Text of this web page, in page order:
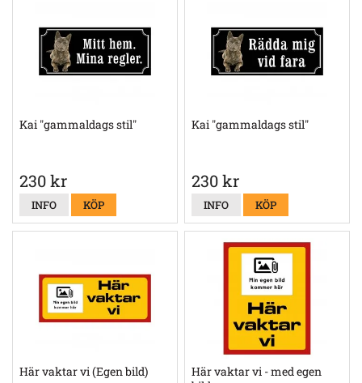
Kai "gammaldags stil"
230 kr
INFO KÖP
Kai "gammaldags stil"
230 kr
INFO KÖP
Här vaktar vi (Egen bild)
Här vaktar vi - med egen